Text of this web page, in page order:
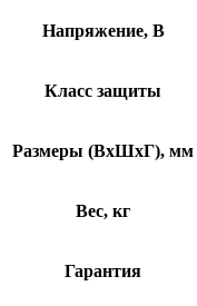
Напряжение, В
Класс защиты
Размеры (ВхШхГ), мм
Вес, кг
Гарантия